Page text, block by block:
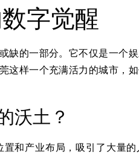
字觉醒
缺的一部分。它不仅是一个
样一个充满活力的城市，如
沃土？
和产业布局，吸引了大量